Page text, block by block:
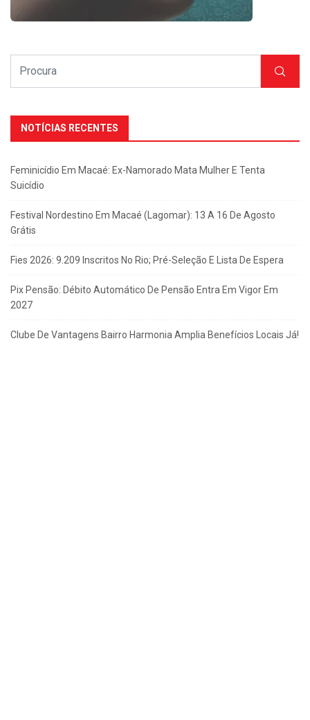
NOTÍCIAS RECENTES
Feminicídio Em Macaé: Ex-Namorado Mata Mulher E Tenta
Suicídio
Festival Nordestino Em Macaé (Lagomar): 13 A 16 De Agosto
Grátis
Fies 2026: 9.209 Inscritos No Rio; Pré-Seleção E Lista De Espera
Pix Pensão: Débito Automático De Pensão Entra Em Vigor Em
2027
Clube De Vantagens Bairro Harmonia Amplia Benefícios Locais Já!